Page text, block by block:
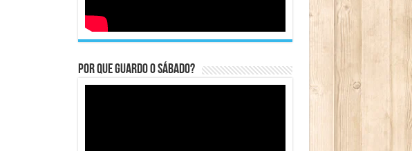
Por que guardo o Sábado?